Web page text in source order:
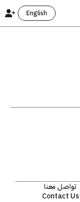
English
تواصل معنا
Contact Us